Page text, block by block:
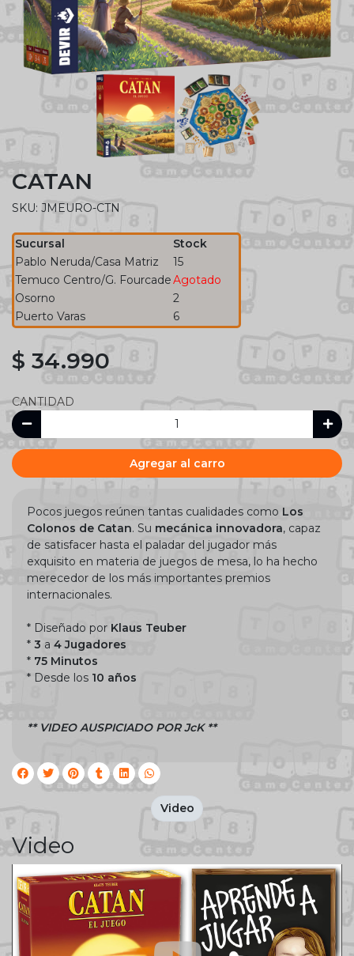
CATAN
SKU: JMEURO-CTN
Sucursal
Stock
Pablo Neruda/Casa Matriz
15
Temuco Centro/G. FourcadeAgotado
Osorno
2
Puerto Varas
6
$ 34.990
CANTIDAD
Agregar al carro
Pocos juegos reúnen tantas cualidades como Los
Colonos de Catan. Su mecánica innovadora, capaz
de satisfacer hasta el paladar del jugador más
exquisito en materia de juegos de mesa, lo ha hecho
merecedor de los más importantes premios
internacionales.
* Diseñado por Klaus Teuber
* 3 a 4 Jugadores
* 75 Minutos
* Desde los 10 años
** VIDEO AUSPICIADO POR JcK **
Video
Video